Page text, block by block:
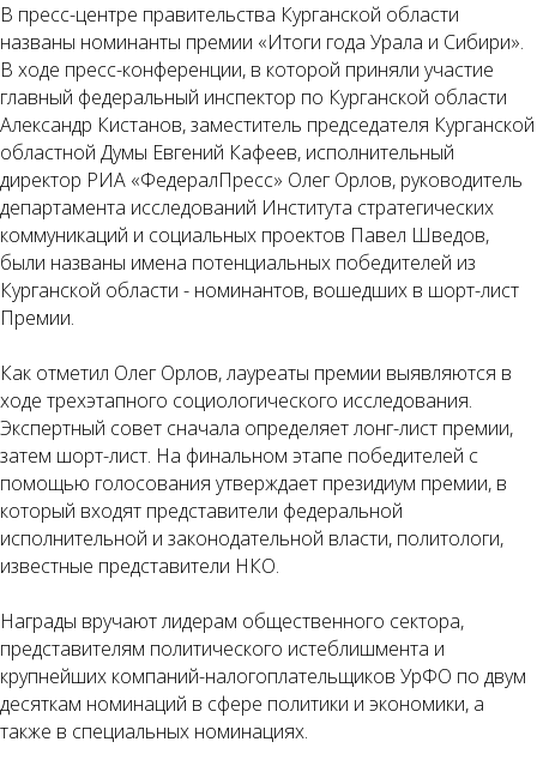
В пресс-центре правительства Курганской области
названы номинанты премии «Итоги года Урала и Сибири».
В ходе пресс-конференции, в которой приняли участие
главный федеральный инспектор по Курганской области
Александр Кистанов, заместитель председателя Курганской
областной Думы Евгений Кафеев, исполнительный
директор РИА «ФедералПресс» Олег Орлов, руководитель
департамента исследований Института стратегических
коммуникаций и социальных проектов Павел Шведов,
были названы имена потенциальных победителей из
Курганской области - номинантов, вошедших в шорт-лист
Премии.
Как отметил Олег Орлов, лауреаты премии выявляются в
ходе трехэтапного социологического исследования.
Экспертный совет сначала определяет лонг-лист премии,
затем шорт-лист. На финальном этапе победителей с
помощью голосования утверждает президиум премии, в
который входят представители федеральной
исполнительной и законодательной власти, политологи,
известные представители НКО.
Награды вручают лидерам общественного сектора,
представителям политического истеблишмента и
крупнейших компаний-налогоплательщиков УрФО по двум
десяткам номинаций в сфере политики и экономики, а
также в специальных номинациях.